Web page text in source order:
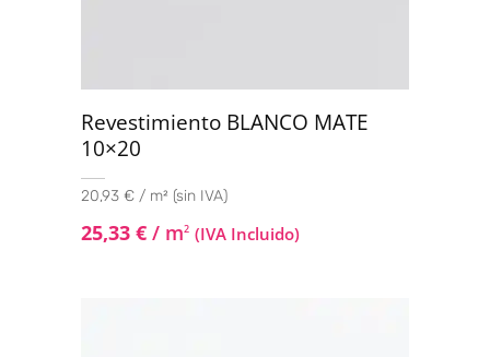
Revestimiento BLANCO MATE
10×20
20,93 € / m² (sin IVA)
25,33 € / m2 (IVA Incluido)